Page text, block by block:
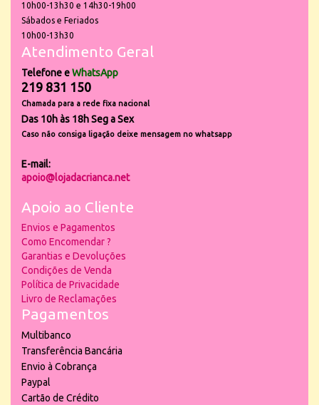
10h00-13h30 e 14h30-19h00
Sábados e Feriados
10h00-13h30
Atendimento Geral
Telefone eWhatsApp
219 831 150
Chamada para a rede fixa nacional
Das 10h às 18h Seg a Sex
Caso não consiga ligação deixe mensagem no whatsapp
E-mail:
apoio@lojadacrianca.net
Apoio ao Cliente
Envios e Pagamentos
Como Encomendar ?
Garantias e Devoluções
Condições de Venda
Política de Privacidade
Livro de Reclamações
Pagamentos
Multibanco
Transferência Bancária
Envio à Cobrança
Paypal
Cartão de Crédito